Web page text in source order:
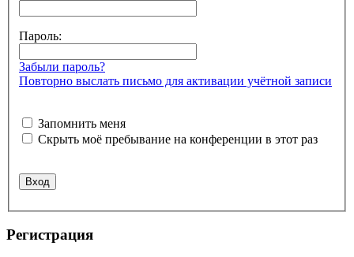
Пароль:
Забыли пароль?
Повторно выслать письмо для активации учётной записи
Запомнить меня
Скрыть моё пребывание на конференции в этот раз
Регистрация